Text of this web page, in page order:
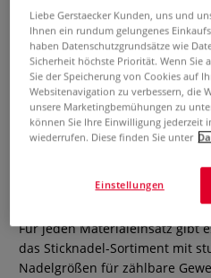
PRYM
0
Für jeden Materialeinsatz gibt
das Sticknadel-Sortiment mit
Nadelgrößen für zählbare
Liebe Gerstaecker Kunden, uns und
Ihnen ein rundum gelungenes
haben Datenschutzgrundsätze wie
Sicherheit höchste Priorität. Wenn Sie
Sie der Speicherung von Cookies auf
Websitenavigation zu verbessern, die
unsere Marketingbemühungen zu
können Sie Ihre Einwilligung jederzeit
wiederrufen. Diese finden Sie unter
Einstellungen